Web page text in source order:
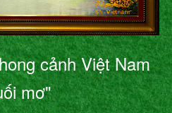
cảnh Việt Nam
mơ"